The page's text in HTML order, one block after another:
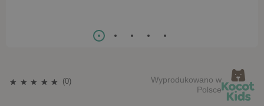
(0)
Wyprodukowano w
Polsce